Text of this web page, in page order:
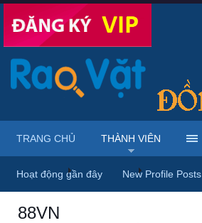
Trang chủ Thành viên 88VN
88VN
TRANG CHỦ THÀNH VIÊN
Hoạt động gần đây New Profile Posts